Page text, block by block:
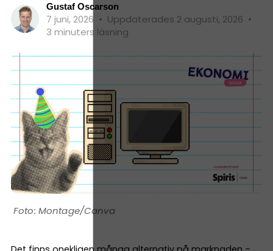
Gustaf Oscarson
7 juni, 2026 • Uppdaterades 2 augusti, 2026 •
3 minuters läsning
Montage/Canva